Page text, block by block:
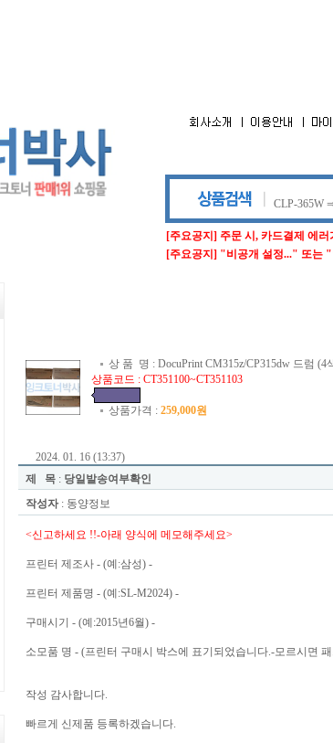
[주요공지] 주문 시, 카드결제 에
[주요공지] "비공개 설정..." 또는
상 품 명 : DocuPrint CM315z/CP315dw 드럼
상품코드 : CT351100~CT351103
상품가격 : 259,000원
2024. 01. 16 (13:37)
제 목 : 당일발송여부확인
작성자: 동양정보
<신고하세요 !!-아래 양식에 메모해주세요>
프린터 제조사 - (예:삼성) -
프린터 제품명 - (예:SL-M2024) -
구매시기 - (예:2015년6월) -
소모품 명 - (프린터 구매시 박스에 표기되었습니다.-모르시면
작성 감사합니다.
빠르게 신제품 등록하겠습니다.